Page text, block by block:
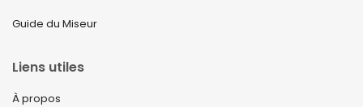
Guide du Miseur
Liens utiles
À propos